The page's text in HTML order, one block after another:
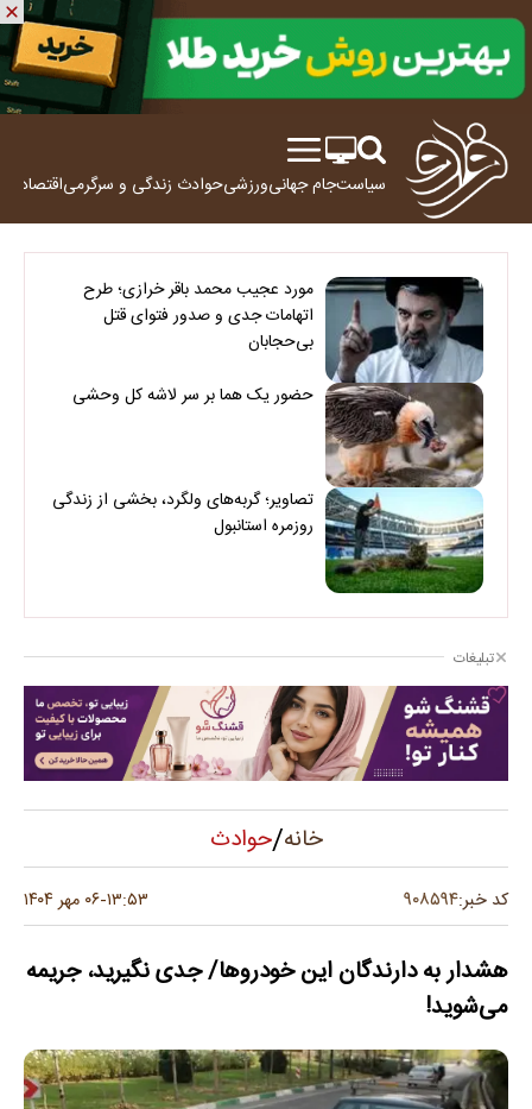
سیاستجام جهانیورزشیحوادث زندگی و سرگرمیاقتصاد
مورد عجیب محمد باقر خرازی؛ طرح
اتهامات جدی و صدور فتوای قتل
بی‌حجابان
حضور یک هما بر سر لاشه‌ کل وحشی
تصاویر؛ گربه‌های ولگرد، بخشی از زندگی
روزمره استانبول
تبلیغات
خانه/حوادث
کد خبر:۹۰۸۵۹۴ ۱۳:۵۳-۰۶ مهر ۱۴۰۴
هشدار به دارندگان این خودروها/ جدی نگیرید، جریمه
می‌شوید!